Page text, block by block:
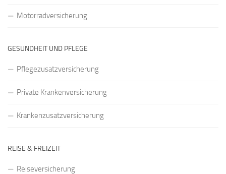
Motorradversicherung
GESUNDHEIT UND PFLEGE
Pflegezusatzversicherung
Private Krankenversicherung
Krankenzusatzversicherung
REISE & FREIZEIT
Reiseversicherung